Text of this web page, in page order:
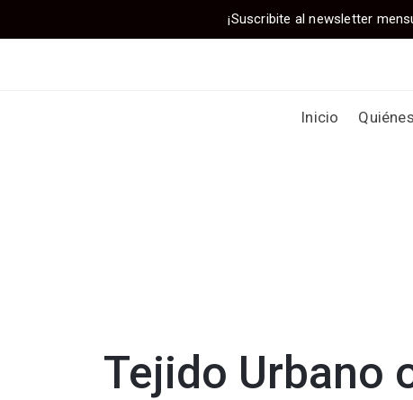
Inicio
Tejido Urbano
¡Suscribite al newsletter